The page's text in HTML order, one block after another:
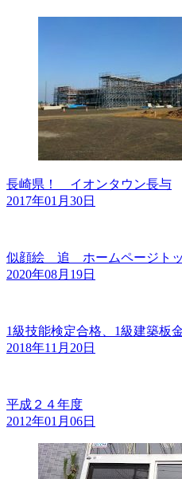
長崎県！ イオンタウン長与
2017年01月30日
似顔絵 追 ホームページト
2020年08月19日
1級技能検定合格、1級建築板
2018年11月20日
平成２４年度
2012年01月06日